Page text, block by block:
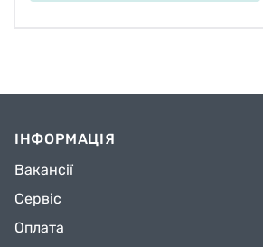
ІНФОРМАЦІЯ
Вакансії
Сервіс
Оплата